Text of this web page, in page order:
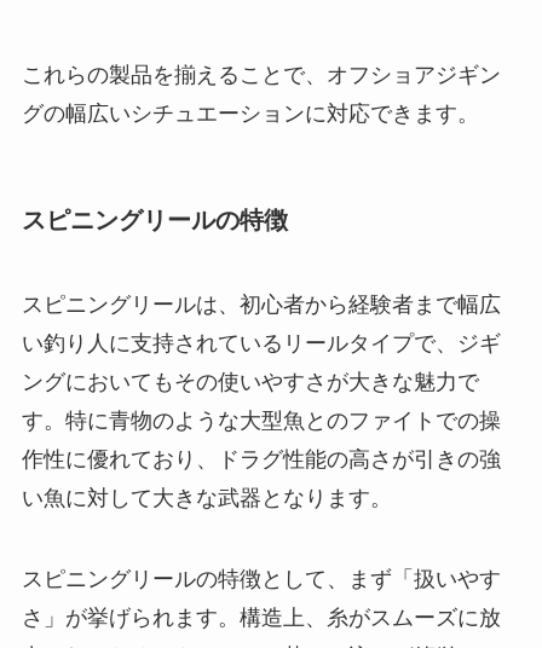
これらの製品を揃えることで、オフショアジギン
グの幅広いシチュエーションに対応できます。
スピニングリールの特徴
スピニングリールは、初心者から経験者まで幅広
い釣り人に支持されているリールタイプで、ジギ
ングにおいてもその使いやすさが大きな魅力で
す。特に青物のような大型魚とのファイトでの操
作性に優れており、ドラグ性能の高さが引きの強
い魚に対して大きな武器となります。
スピニングリールの特徴として、まず「扱いやす
さ」が挙げられます。構造上、糸がスムーズに放